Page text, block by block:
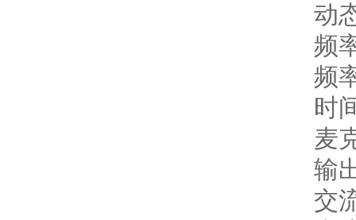
动
频
频
时
麦
输
交